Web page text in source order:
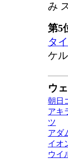
み
第5
タ
ケ
ウ
朝日
アキ
ツ
アダ
イオ
ウイ